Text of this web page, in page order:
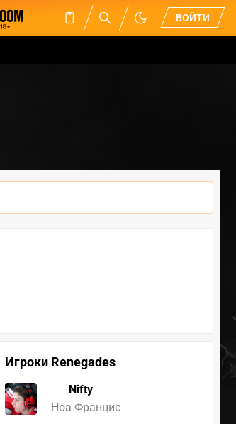
ВОЙТИ
Игроки Renegades
Nifty
Ноа Францис